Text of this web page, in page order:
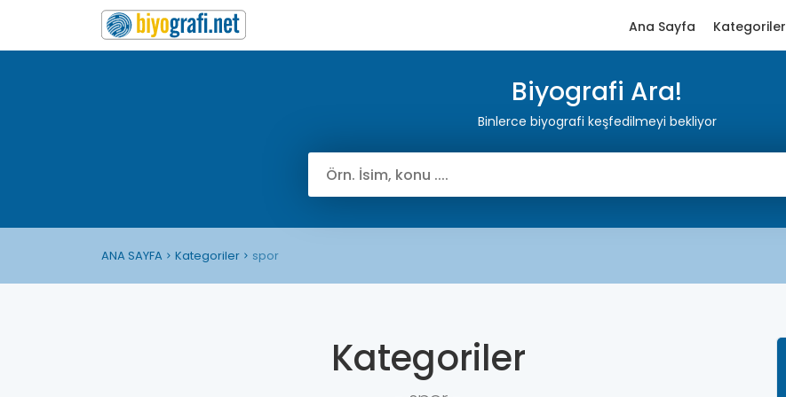
Ana Sayfa Kategoriler
Biyografi Ara!
Binlerce biyografi keşfedilmeyi bekliyor
ANA SAYFA Kategoriler spor
Kategoriler